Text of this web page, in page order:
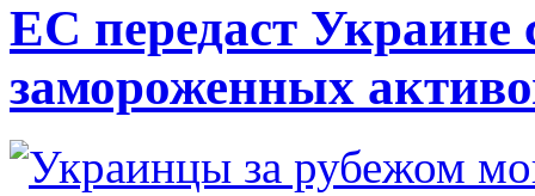
ЕС передаст Украине
замороженных